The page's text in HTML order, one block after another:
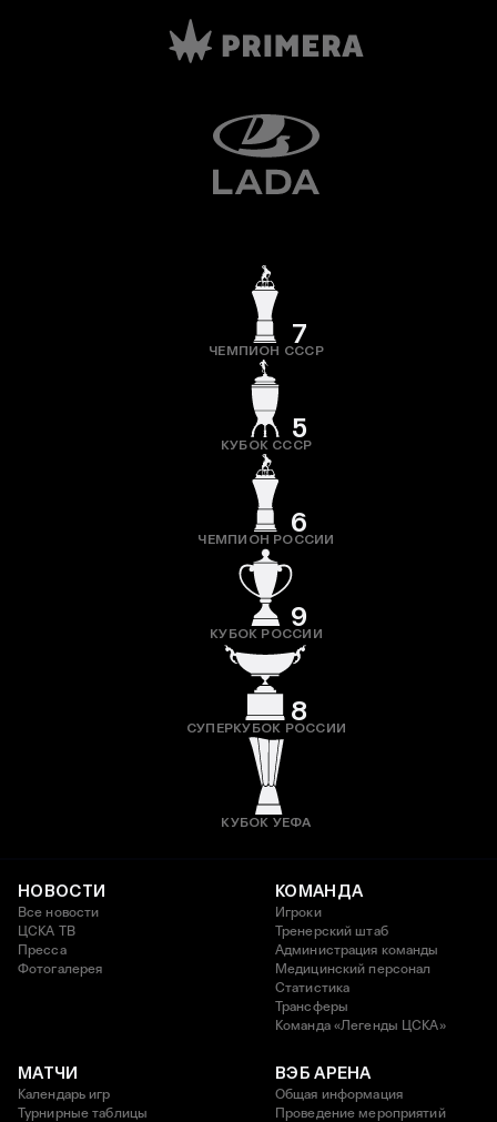
7
ЧЕМПИОН СССР
5
КУБОК СССР
6
ЧЕМПИОН РОССИИ
9
КУБОК РОССИИ
8
СУПЕРКУБОК РОССИИ
КУБОК УЕФА
НОВОСТИ
Все новости
ЦСКА ТВ
Пресса
Фотогалерея
КОМАНДА
Игроки
Тренерский штаб
Администрация команды
Медицинский персонал
Статистика
Трансферы
Команда «Легенды ЦСКА»
МАТЧИ
Календарь игр
Турнирные таблицы
ВЭБ АРЕНА
Общая информация
Проведение мероприятий